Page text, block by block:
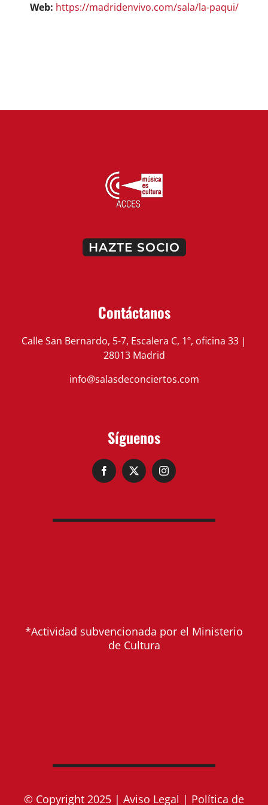
Web: https://madridenvivo.com/sala/la-paqui/
HAZTE SOCIO
Contáctanos
Calle San Bernardo, 5-7, Escalera C, 1º, oficina 33 |
28013 Madrid
info@salasdeconciertos.com
Síguenos
*Actividad subvencionada por el Ministerio
de Cultura
© Copyright 2025 | Aviso Legal | Política de